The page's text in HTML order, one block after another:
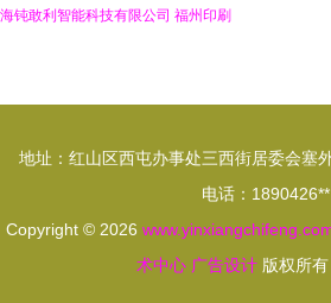
海钝敢利智能科技有限公司 福州印刷
地址：红山区西屯办事处三西街居委会塞
电话：1890426**
Copyright © 2026
术中心 广告设计 版权所有